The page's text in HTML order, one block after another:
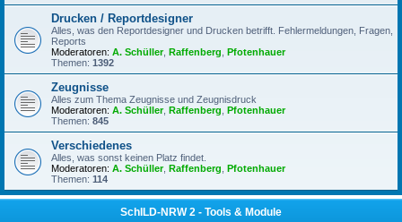
Drucken / Reportdesigner
Alles, was den Reportdesigner und Drucken betrifft. Fehlermeldungen, Fragen,
Reports
Moderatoren: A. Schüller, Raffenberg Pfotenhauer
Themen: 1392
Zeugnisse
Alles zum Thema Zeugnisse und Zeugnisdruck
Moderatoren: A. Schüller, Raffenberg Pfotenhauer
Themen: 845
Verschiedenes
Alles, was sonst keinen Platz findet.
Moderatoren: A. Schüller, Raffenberg Pfotenhauer
Themen: 114
SchILD-NRW 2 - Tools & Module